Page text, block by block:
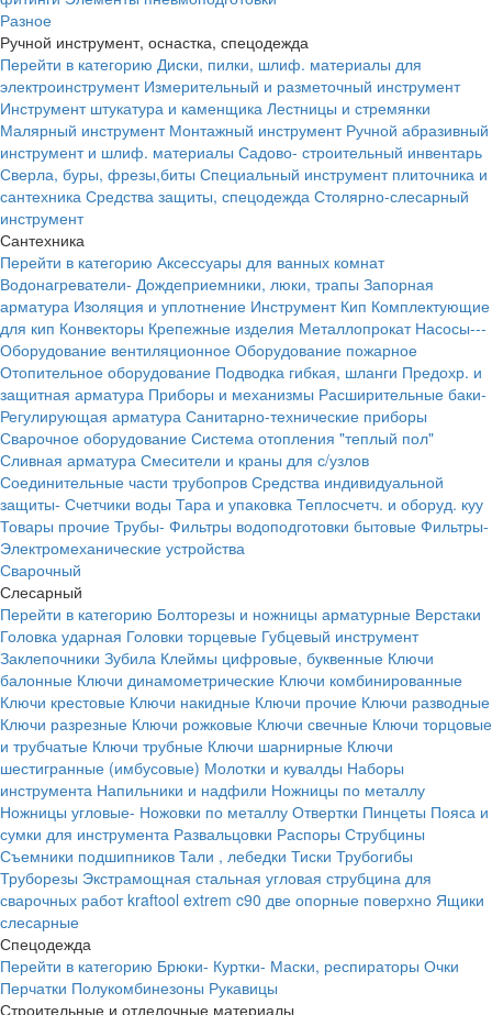
Разное
Ручной инструмент, оснастка, спецодежда
Перейти в категорию Диски, пилки, шлиф. материалы для
электроинструмент Измерительный и разметочный инструмент
Инструмент штукатура и каменщика Лестницы и стремянки
Малярный инструмент Монтажный инструмент Ручной абразивный
инструмент и шлиф. материалы Садово- строительный инвентарь
Сверла, буры, фрезы,биты Специальный инструмент плиточника и
сантехника Средства защиты, спецодежда Столярно-слесарный
инструмент
Сантехника
Перейти в категорию Аксессуары для ванных комнат
Водонагреватели- Дождеприемники, люки, трапы Запорная
арматура Изоляция и уплотнение Инструмент Кип Комплектующие
для кип Конвекторы Крепежные изделия Металлопрокат Насосы---
Оборудование вентиляционное Оборудование пожарное
Отопительное оборудование Подводка гибкая, шланги Предохр. и
защитная арматура Приборы и механизмы Расширительные баки-
Регулирующая арматура Санитарно-технические приборы
Сварочное оборудование Система отопления "теплый пол"
Сливная арматура Смесители и краны для с/узлов
Соединительные части трубопров Средства индивидуальной
защиты- Счетчики воды Тара и упаковка Теплосчетч. и оборуд. куу
Товары прочие Трубы- Фильтры водоподготовки бытовые Фильтры-
Электромеханические устройства
Сварочный
Слесарный
Перейти в категорию Болторезы и ножницы арматурные Верстаки
Головка ударная Головки торцевые Губцевый инструмент
Заклепочники Зубила Клеймы цифровые, буквенные Ключи
балонные Ключи динамометрические Ключи комбинированные
Ключи крестовые Ключи накидные Ключи прочие Ключи разводные
Ключи разрезные Ключи рожковые Ключи свечные Ключи торцовые
и трубчатые Ключи трубные Ключи шарнирные Ключи
шестигранные (имбусовые) Молотки и кувалды Наборы
инструмента Напильники и надфили Ножницы по металлу
Ножницы угловые- Ножовки по металлу Отвертки Пинцеты Пояса и
сумки для инструмента Развальцовки Распоры Струбцины
Съемники подшипников Тали , лебедки Тиски Трубогибы
Труборезы Экстрамощная стальная угловая струбцина для
сварочных работ kraftool extrem c90 две опорные поверхно Ящики
слесарные
Спецодежда
Перейти в категорию Брюки- Куртки- Маски, респираторы Очки
Перчатки Полукомбинезоны Рукавицы
Строительные и отделочные материалы